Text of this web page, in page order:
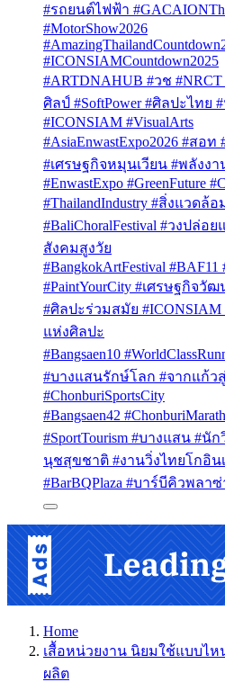
#รถยนต์ไฟฟ้า
#MotorShow2026
#ICONSIAMCountdown2025
#ARTDNAHUB #วช
ศิลป์ #SoftPower #ศิลปะไท
#ICONSIAM #VisualArts
#AsiaEnwastExpo2026 #สอ
#เศรษฐกิจหมุนเวียน #พลังงา
#EnwastExpo #GreenFuture
#ThailandIndustry #สิ่งแวดล้
#BaliChoralFestival #วงปล่อ
สังคมสูงวัย
#BangkokArtFestival #BAF11
#PaintYourCity #เศรษฐกิจวัฒ
#ศิลปะร่วมสมัย #ICONSIAM
แห่งศิลปะ
#Bangsaen10
#บางแสนรักษ์โลก #จากแก้วสู่
#ChonburiSportsCity
#Bangsaen42
#SportTourism #บางแสน #นั
นุชสุขชาติ #งานวิ่งไทยโกอิน
#BarBQPlaza #บาร์บีคิวพลา
Home
เสื้อหน่วยงาน นิยมใช้แบบไ
ผลิต